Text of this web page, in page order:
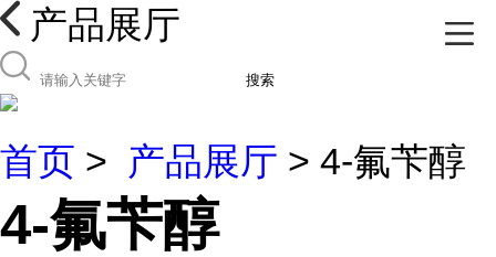
产品展厅
搜索
首页 > 产品展厅 > 4-氟苄醇
4-氟苄醇